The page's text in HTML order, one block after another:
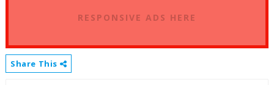
RESPONSIVE ADS HERE
Share This